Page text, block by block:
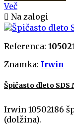
Več
 Na zalogi
Referenca:
Znamka: Irwin
Špičasto dleto
Irwin 10502186
(dolžina).